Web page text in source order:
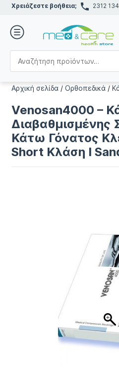
Χρειάζεστε βοήθεια; 2312
Αρχική σελίδα /Ορθοπεδικά /
Venosan4000 –
Διαβαθμισμένης
Κάτω Γόνατος
Short Κλάση I